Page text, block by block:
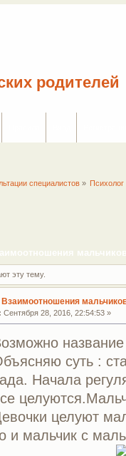
специалистов » Психолог
эту тему.
Взаимоотношения
: Сентября 28, 2016, 22:54:53 »
суть :
Начала
целуют
и мальчик с